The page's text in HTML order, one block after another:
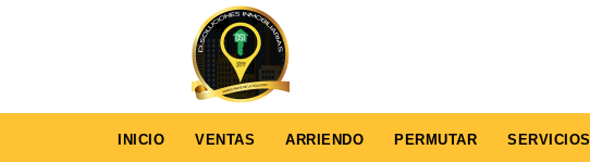
INICIO VENTAS ARRIENDO PERMUTAR SERVICIOS